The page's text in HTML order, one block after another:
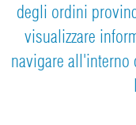
degli ordini
visualizzare
navigare